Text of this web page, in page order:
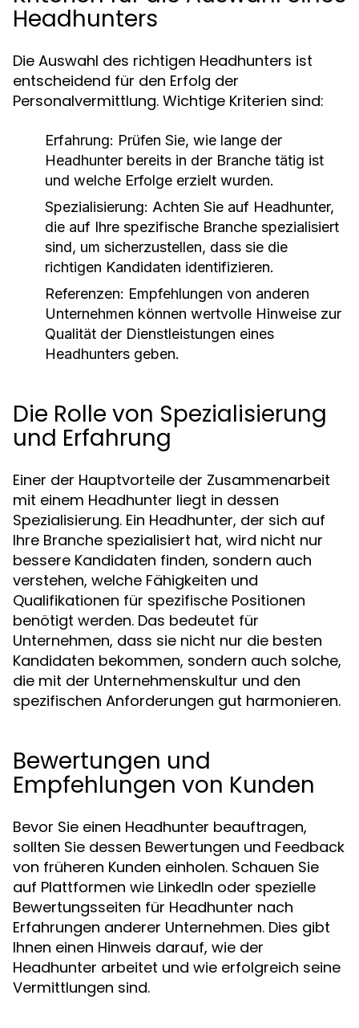
Headhunters
Die Auswahl des richtigen Headhunters ist
entscheidend für den Erfolg der
Personalvermittlung. Wichtige Kriterien sind:
Erfahrung: Prüfen Sie, wie lange der
Headhunter bereits in der Branche tätig ist
und welche Erfolge erzielt wurden.
Spezialisierung: Achten Sie auf Headhunter,
die auf Ihre spezifische Branche spezialisiert
sind, um sicherzustellen, dass sie die
richtigen Kandidaten identifizieren.
Referenzen: Empfehlungen von anderen
Unternehmen können wertvolle Hinweise zur
Qualität der Dienstleistungen eines
Headhunters geben.
Die Rolle von Spezialisierung
und Erfahrung
Einer der Hauptvorteile der Zusammenarbeit
mit einem Headhunter liegt in dessen
Spezialisierung. Ein Headhunter, der sich auf
Ihre Branche spezialisiert hat, wird nicht nur
bessere Kandidaten finden, sondern auch
verstehen, welche Fähigkeiten und
Qualifikationen für spezifische Positionen
benötigt werden. Das bedeutet für
Unternehmen, dass sie nicht nur die besten
Kandidaten bekommen, sondern auch solche,
die mit der Unternehmenskultur und den
spezifischen Anforderungen gut harmonieren.
Bewertungen und
Empfehlungen von Kunden
Bevor Sie einen Headhunter beauftragen,
sollten Sie dessen Bewertungen und Feedback
von früheren Kunden einholen. Schauen Sie
auf Plattformen wie LinkedIn oder spezielle
Bewertungsseiten für Headhunter nach
Erfahrungen anderer Unternehmen. Dies gibt
Ihnen einen Hinweis darauf, wie der
Headhunter arbeitet und wie erfolgreich seine
Vermittlungen sind.